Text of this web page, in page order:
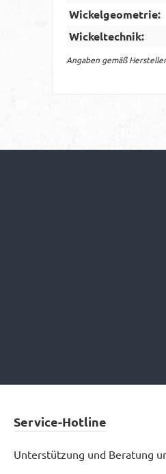
Wickelgeometrie:
Wickeltechnik:
Angaben gemäß
Service-Hotline
Unterstützung und Beratung